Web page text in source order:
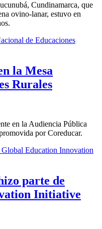
Cundinamarca, que
ovino-lanar, estuvo en
la Mesa
Rurales
en la Audiencia Pública
por Coreducar.
parte de
Initiative